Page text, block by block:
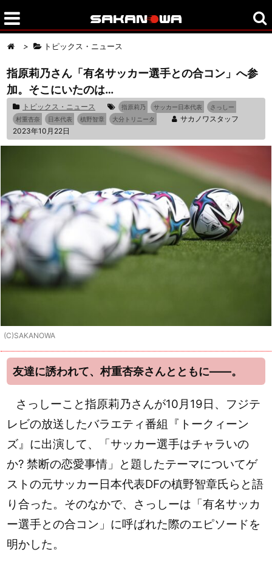
> トピックス・ニュース
指原莉乃さん「有名サッカー選手との合コン」へ参
加。そこにいたのは…
トピックス・ニュース 指原莉乃 サッカー日本代表
さっしー
村重杏奈
日本代表 槙野智章 大分トリニータ
サカノワスタッフ
2023年10月22日
(C)SAKANOWA
友達に誘われて、村重杏奈さんとともに――。
さっしーこと指原莉乃さんが10月19日、フジテ
レビの放送したバラエティ番組『トークィーン
ズ』に出演して、「サッカー選手はチャラいの
か? 禁断の恋愛事情」と題したテーマについてゲ
ストの元サッカー日本代表DFの槙野智章氏らと語
り合った。そのなかで、さっしーは「有名サッカ
ー選手との合コン」に呼ばれた際のエピソードを
明かした。